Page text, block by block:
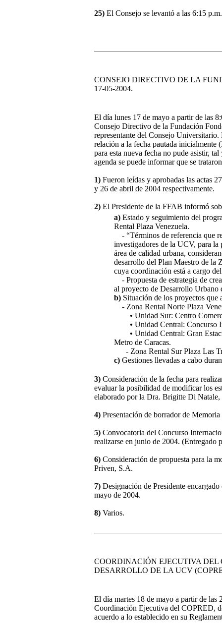
25) El Consejo se levantó a las 6:15 p.m.
CONSEJO DIRECTIVO DE LA
17-05-2004.
El día lunes 17 de mayo a partir de las
Consejo Directivo de la Fundación
representante del Consejo
relación a la fecha pautada inicialmente
para esta nueva fecha no pude asistir,
agenda se puede informar que se
1) Fueron leídas y aprobadas las actas
y 26 de abril de 2004 respectivamente.
2) El Presidente de la FFAB informó
a) Estado y seguimiento del
Rental Plaza Venezuela.
- “Términos de referencia que
investigadores de la UCV, para la
área de calidad urbana,
desarrollo del Plan Maestro de la
cuya coordinación está a cargo
- Propuesta de estrategia de
al proyecto de Desarrollo Urbano
b) Situación de los proyectos que
- Zona Rental Norte Plaza
• Unidad Sur: Centro
• Unidad Central: Concurso
• Unidad Central: Gran
Metro de Caracas.
- Zona Rental Sur Plaza Las
c) Gestiones llevadas a cabo
3) Consideración de la fecha para
evaluar la posibilidad de modificar los
elaborado por la Dra. Brigitte Di
4) Presentación de borrador de
5) Convocatoria del Concurso
realizarse en junio de 2004. (Entregado
6) Consideración de propuesta para la
Priven, S.A.
7) Designación de Presidente
mayo de 2004.
8) Varios.
COORDINACIÓN EJECUTIVA DEL
DESARROLLO DE LA UCV
El día martes 18 de mayo a partir de las
Coordinación Ejecutiva del COPRED,
acuerdo a lo establecido en su